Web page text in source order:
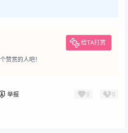
给TA打赏
赞赏的人吧！
举报 0 0